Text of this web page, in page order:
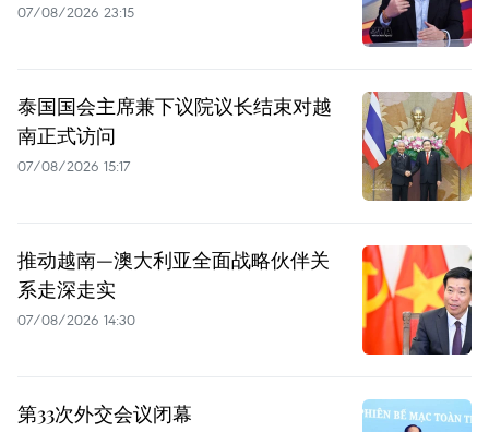
07/08/2026 23:15
泰国国会主席兼下议院议长结束对越
南正式访问
07/08/2026 15:17
推动越南—澳大利亚全面战略伙伴关
系走深走实
07/08/2026 14:30
第33次外交会议闭幕